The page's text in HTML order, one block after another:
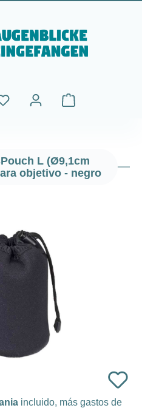
El carrito de
L (Ø9,1cm
objetivo - negro
incluido, más gastos de